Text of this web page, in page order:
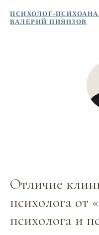
ПСИХОЛОГ-
ВАЛЕРИЙ ПИЯНЗОВ
Отличие
психолога от
психолога и